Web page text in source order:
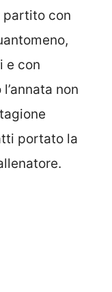
partito con
e con
non
portato la